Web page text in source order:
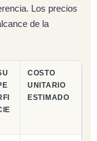
Los precios
de la
COSTO
UNITARIO
ESTIMADO